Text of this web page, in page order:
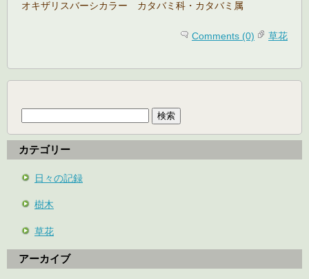
オキザリスバーシカラー カタバミ科・カタバミ属
Comments (0) 草花
カテゴリー
日々の記録
樹木
草花
アーカイブ